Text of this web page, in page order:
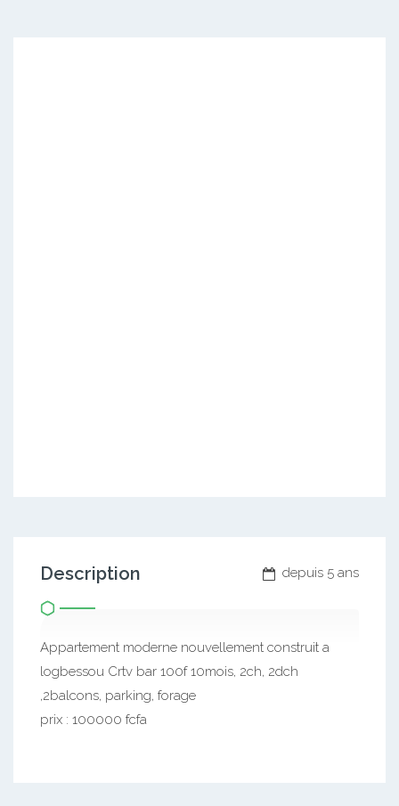
depuis 5 ans
Description
Appartement moderne nouvellement construit a
logbessou Crtv bar 100f 10mois, 2ch, 2dch
,2balcons, parking, forage
prix : 100000 fcfa